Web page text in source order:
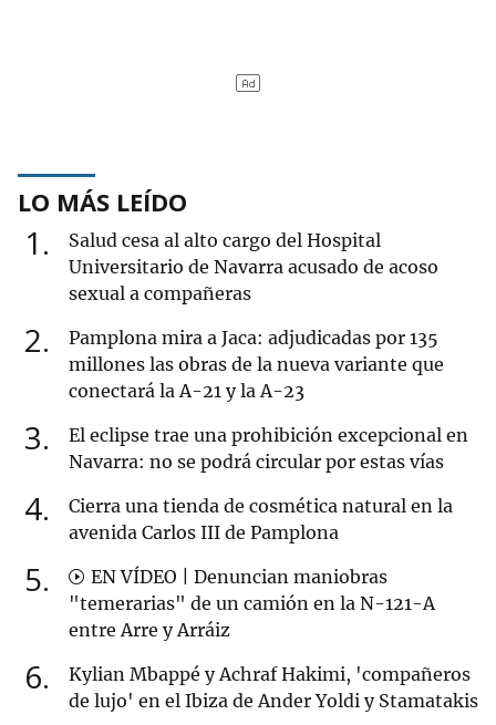
LO MÁS LEÍDO
1
Salud cesa al alto cargo del Hospital
Universitario de Navarra acusado de acoso
sexual a compañeras
2
Pamplona mira a Jaca: adjudicadas por 135
millones las obras de la nueva variante que
conectará la A-21 y la A-23
3
El eclipse trae una prohibición excepcional en
Navarra: no se podrá circular por estas vías
4
Cierra una tienda de cosmética natural en la
avenida Carlos III de Pamplona
5
EN VÍDEO | Denuncian maniobras
"temerarias" de un camión en la N-121-A
entre Arre y Arráiz
6
Kylian Mbappé y Achraf Hakimi, 'compañeros
de lujo' en el Ibiza de Ander Yoldi y Stamatakis